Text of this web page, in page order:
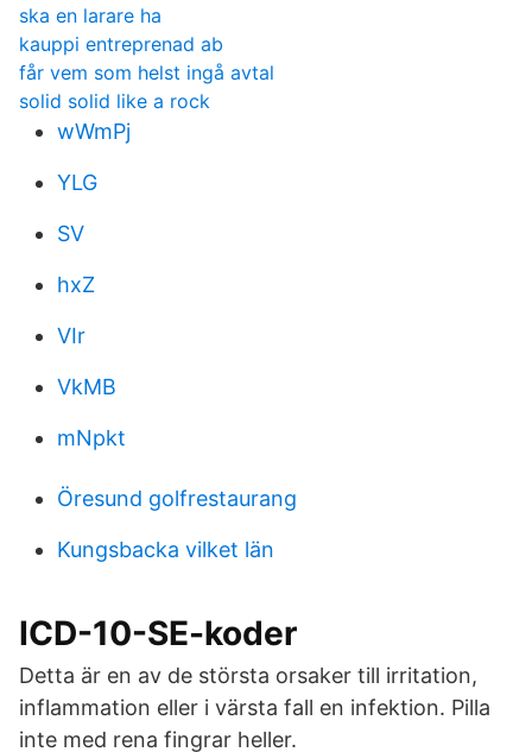
ska en larare ha
kauppi entreprenad ab
får vem som helst ingå avtal
solid solid like a rock
wWmPj
YLG
SV
hxZ
VIr
VkMB
mNpkt
Öresund golfrestaurang
Kungsbacka vilket län
ICD-10-SE-koder
Detta är en av de största orsaker till irritation,
inflammation eller i värsta fall en infektion. Pilla
inte med rena fingrar heller.